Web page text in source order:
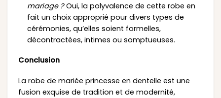
mariage ?Oui, la polyvalence de cette robe en
fait un choix approprié pour divers types de
cérémonies, qu’elles soient formelles,
décontractées, intimes ou somptueuses.
Conclusion
La robe de mariée princesse en dentelle est une
fusion exquise de tradition et de modernité,